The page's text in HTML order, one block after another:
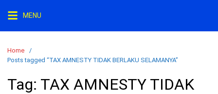
content
MENU
Home
Posts tagged “TAX AMNESTY TIDAK BERLAKU SELAMANYA”
Tag: TAX AMNESTY TIDAK